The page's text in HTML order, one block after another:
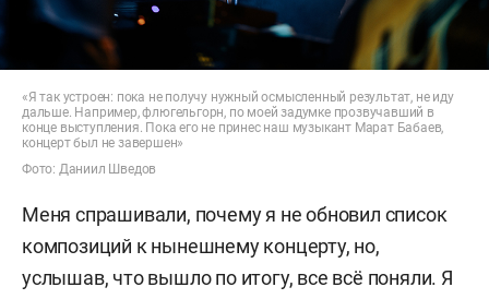
«Я так устроен: пока не получу нужный осмысленный результат, не иду
дальше. Например, флюгельгорн, по моей задумке прозвучавший в
конце выступления. Пока его не принес наш музыкант Марат Бабаев,
концерт был не завершен»
Фото: Даниил Шведов
Меня спрашивали, почему я не обновил список
композиций к нынешнему концерту, но,
услышав, что вышло по итогу, все всё поняли. Я